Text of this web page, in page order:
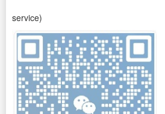
service)